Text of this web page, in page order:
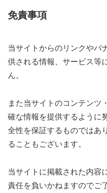
免責事項
当サイトからのリンクやバ
供される情報、サービス等
ん。
また当サイトのコンテンツ
確な情報を提供するように
全性を保証するものではあ
ることもございます。
当サイトに掲載された内容
責任を負いかねますのでご